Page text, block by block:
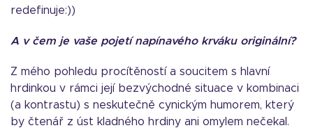
redefinuje:))
A v čem je vaše pojetí napínavého krváku originální?
Z mého pohledu procítěností a soucitem s hlavní
hrdinkou v rámci její bezvýchodné situace v kombinaci
(a kontrastu) s neskutečně cynickým humorem, který
by čtenář z úst kladného hrdiny ani omylem nečekal.